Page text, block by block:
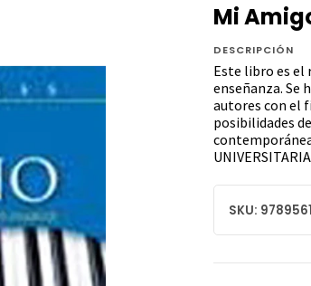
Mi
DESCRIPCIÓN
Este libro es el
enseñanza. Se
autores con el
posibilidades
SKU: